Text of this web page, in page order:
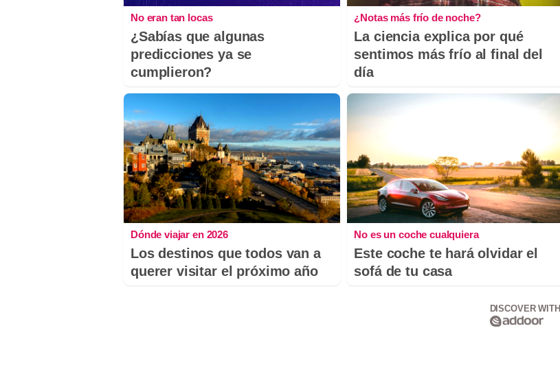
No eran tan locas
¿Sabías que algunas
predicciones ya se
cumplieron?
¿Notas más frío de noche?
La ciencia explica por qué
sentimos más frío al final del
día
Dónde viajar en 2026
Los destinos que todos van a
querer visitar el próximo año
No es un coche cualquiera
Este coche te hará olvidar el
sofá de tu casa
DISCOVER WITH